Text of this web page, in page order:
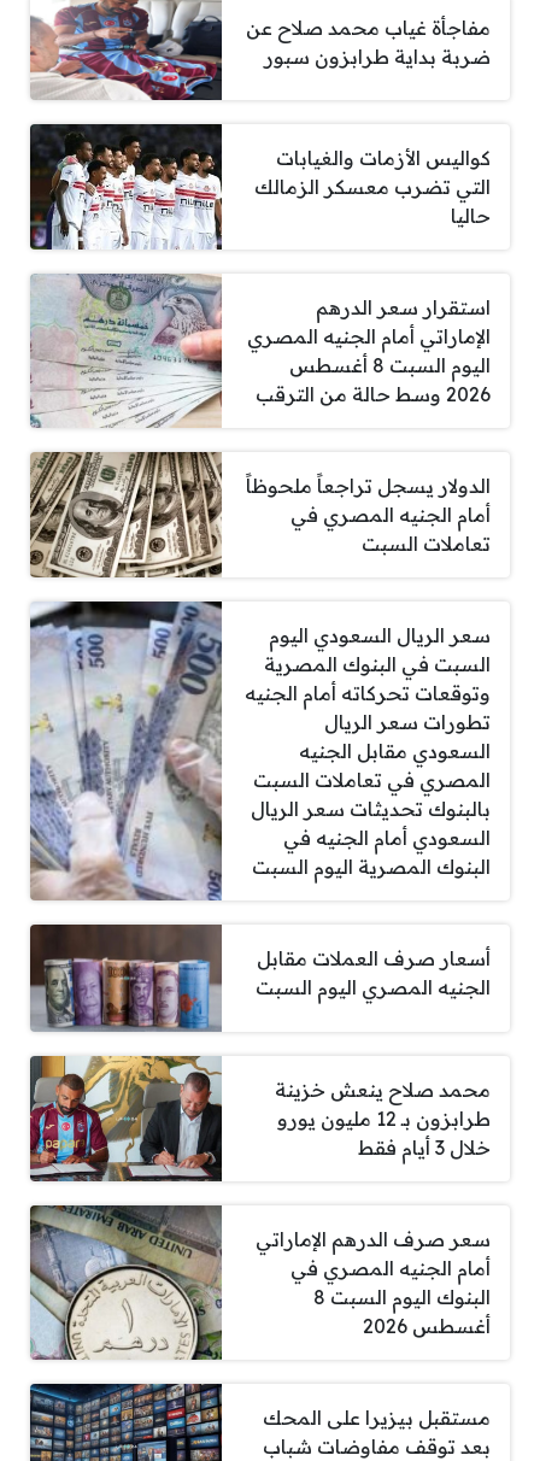
مفاجأة غياب محمد صلاح عن
ضربة بداية طرابزون سبور
كواليس الأزمات والغيابات
التي تضرب معسكر الزمالك
حاليا
استقرار سعر الدرهم
الإماراتي أمام الجنيه المصري
اليوم السبت 8 أغسطس
2026 وسط حالة من الترقب
الدولار يسجل تراجعاً ملحوظاً
أمام الجنيه المصري في
تعاملات السبت
سعر الريال السعودي اليوم
السبت في البنوك المصرية
وتوقعات تحركاته أمام الجنيه
تطورات سعر الريال
السعودي مقابل الجنيه
المصري في تعاملات السبت
بالبنوك تحديثات سعر الريال
السعودي أمام الجنيه في
البنوك المصرية اليوم السبت
أسعار صرف العملات مقابل
الجنيه المصري اليوم السبت
محمد صلاح ينعش خزينة
طرابزون بـ 12 مليون يورو
خلال 3 أيام فقط
سعر صرف الدرهم الإماراتي
أمام الجنيه المصري في
البنوك اليوم السبت 8
أغسطس 2026
مستقبل بيزيرا على المحك
بعد توقف مفاوضات شباب